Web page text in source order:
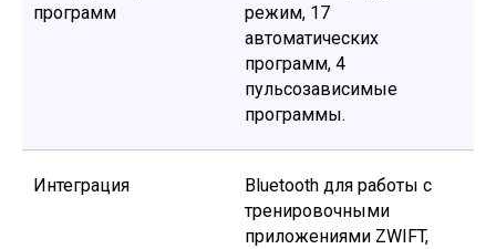
программ
режим, 17
автоматических
программ, 4
пульсозависимые
программы.
Интеграция
Bluetooth для работы с
тренировочными
приложениями ZWIFT,